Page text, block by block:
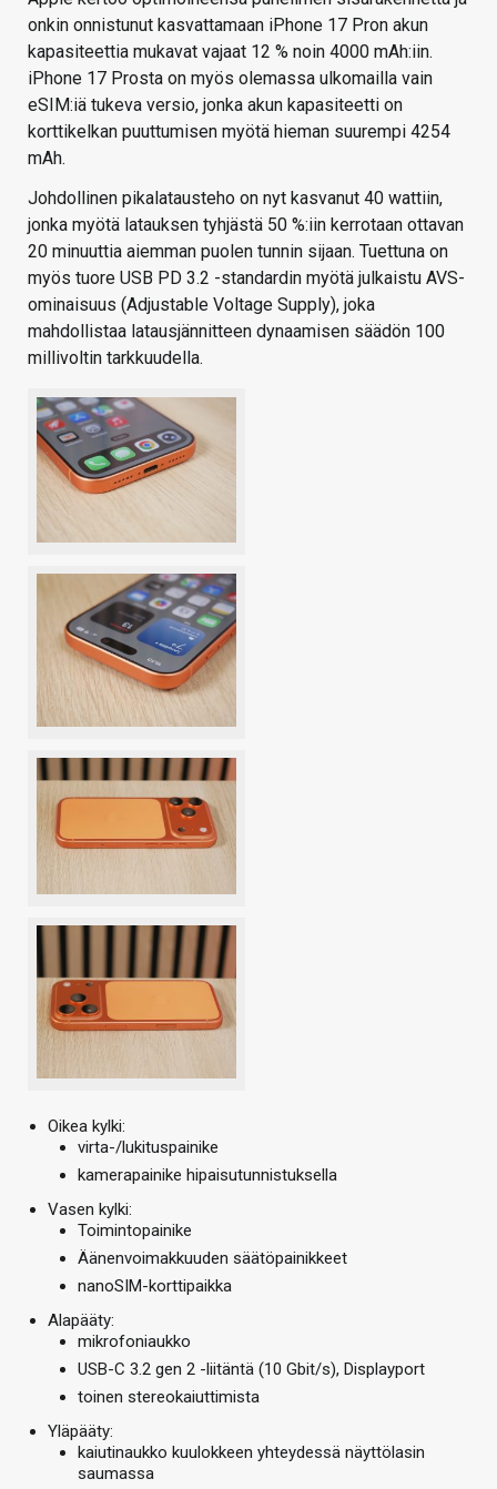
onkin onnistunut kasvattamaan iPhone 17 Pron akun
kapasiteettia mukavat vajaat 12 % noin 4000 mAh:iin.
iPhone 17 Prosta on myös olemassa ulkomailla vain
eSIM:iä tukeva versio, jonka akun kapasiteetti on
korttikelkan puuttumisen myötä hieman suurempi 4254
mAh.
Johdollinen pikalatausteho on nyt kasvanut 40 wattiin,
jonka myötä latauksen tyhjästä 50 %:iin kerrotaan ottavan
20 minuuttia aiemman puolen tunnin sijaan. Tuettuna on
myös tuore USB PD 3.2 -standardin myötä julkaistu AVS-
ominaisuus (Adjustable Voltage Supply), joka
mahdollistaa latausjännitteen dynaamisen säädön 100
millivoltin tarkkuudella.
Oikea kylki:
virta-/lukituspainike
kamerapainike hipaisutunnistuksella
Vasen kylki:
Toimintopainike
Äänenvoimakkuuden säätöpainikkeet
nanoSIM-korttipaikka
Alapääty:
mikrofoniaukko
USB-C 3.2 gen 2 -liitäntä (10 Gbit/s), Displayport
toinen stereokaiuttimista
Yläpääty:
kaiutinaukko kuulokkeen yhteydessä näyttölasin
saumassa